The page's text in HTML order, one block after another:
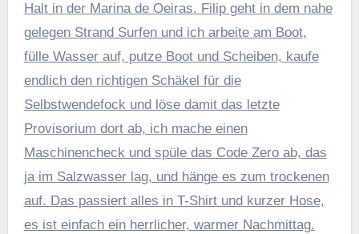
Halt in der Marina de Oeiras. Filip geht in dem nahe
gelegen Strand Surfen und ich arbeite am Boot,
fülle Wasser auf, putze Boot und Scheiben, kaufe
endlich den richtigen Schäkel für die
Selbstwendefock und löse damit das letzte
Provisorium dort ab, ich mache einen
Maschinencheck und spüle das Code Zero ab, das
ja im Salzwasser lag, und hänge es zum trockenen
auf. Das passiert alles in T-Shirt und kurzer Hose,
es ist einfach ein herrlicher, warmer Nachmittag.